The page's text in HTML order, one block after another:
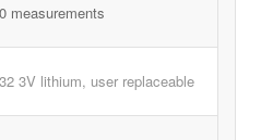
measurements
3V lithium, user replaceable